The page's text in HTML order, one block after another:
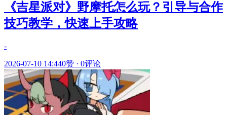
《吉星派对》野摩托怎么玩？引导与合作
技巧教学，快速上手攻略
-
2026-07-10 14:440赞 · 0评论